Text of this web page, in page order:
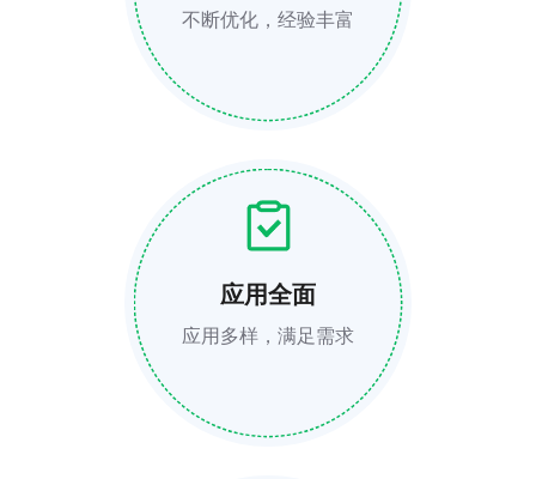
不断优化，经验丰富
应用全面
应用多样，满足需求